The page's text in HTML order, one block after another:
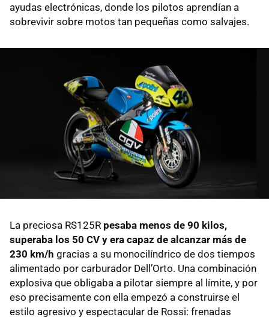
ayudas electrónicas, donde los pilotos aprendían a
sobrevivir sobre motos tan pequeñas como salvajes.
La preciosa RS125R pesaba menos de 90 kilos,
superaba los 50 CV y era capaz de alcanzar más de
230 km/h gracias a su monocilíndrico de dos tiempos
alimentado por carburador Dell’Orto. Una combinación
explosiva que obligaba a pilotar siempre al límite, y por
eso precisamente con ella empezó a construirse el
estilo agresivo y espectacular de Rossi: frenadas